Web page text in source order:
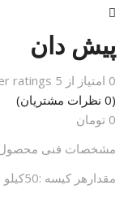
پیش دان
0 امتیاز از 5
ratings
(
0 نظرات مشتریان)
0 تومان
مشخصات فنی
مقدارهر کیسه :50کیلو 2 -+